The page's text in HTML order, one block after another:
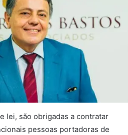
lei, são obrigadas a contratar
pessoas portadoras de